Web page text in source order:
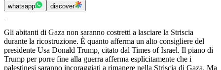
whatsapp discover
Gli abitanti di Gaza non saranno costretti a lasciare la Striscia
durante la ricostruzione. È quanto afferma un alto consigliere del
presidente Usa Donald Trump, citato dal Times of Israel. Il piano di
Trump per porre fine alla guerra afferma esplicitamente che i
palestinesi saranno incoraggiati a rimanere nella Striscia di Gaza. Ma